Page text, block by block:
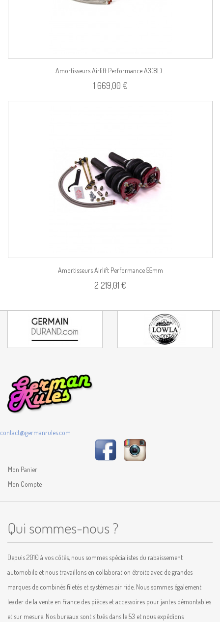
Amortisseurs Airlift Performance A3(8L)...
1 669,00 €
Amortisseurs Airlift Performance 55mm
2 219,01 €
contact@germanrules.com
Mon Panier
Mon Compte
Qui sommes-nous ?
Depuis 2010 à vos côtés, nous sommes spécialistes du rabaissement
automobile et nous travaillons en collaboration étroite avec de grandes
marques de combinés filetés et systèmes air ride. Nous sommes également
leader de la vente en France des pièces et accessoires pour jantes démontables
et sur mesure. Nos bureaux sont situés dans le 53 et nous expédions